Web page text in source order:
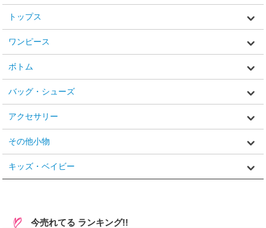
トップス
ワンピース
ボトム
バッグ・シューズ
アクセサリー
その他小物
キッズ・ベイビー
今売れてる ランキング!!